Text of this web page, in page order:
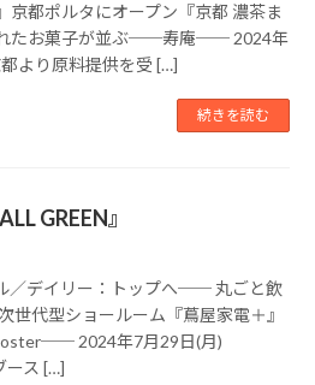
京都ポルタにオープン『京都 濃茶ま
たお菓子が並ぶ──寿庵── 2024年
より原料提供を受 […]
続きを読む
GREEN』
デイリー：トップへ── 丸ごと飲
世代型ショールーム『蔦屋家電＋』
2024年7月29日(月)
ース […]